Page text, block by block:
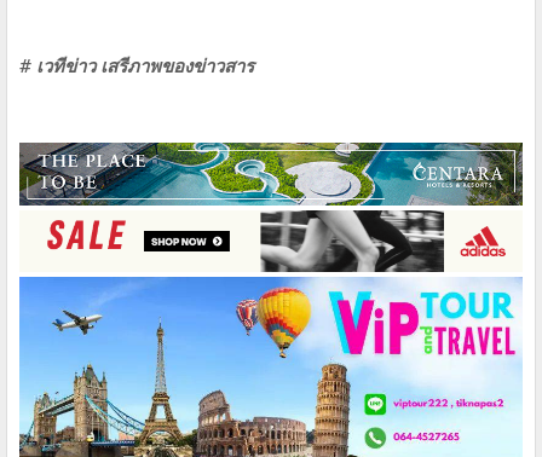
# เวทีข่าว เสรีภาพของข่าวสาร